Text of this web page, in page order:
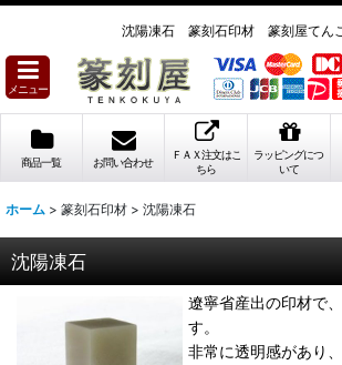
沈陽凍石 篆刻石印材 篆刻屋てん
メニュー
商品一覧 お問い合わせ
ＦＡＸ注文はこ
ちら
ラッピングにつ
いて
ホーム > 篆刻石印材 > 沈陽凍石
沈陽凍石
遼寧省産出の印材で
す。
非常に透明感があり